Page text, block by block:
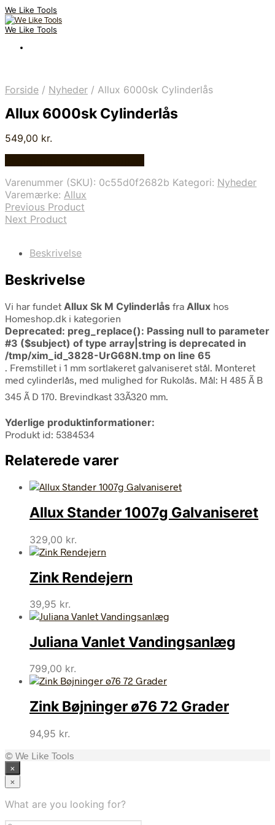
We Like Tools
We Like Tools
Forside / Nyheder / Allux 6000sk Cylinderlås
Allux 6000sk Cylinderlås
549,00 kr.
Varenummer (SKU): 0c55d0f2682b Kategori: Nyheder
Varemærke: Allux
Previous Product
Next Product
Beskrivelse
Beskrivelse
Vi har fundet Allux Sk M Cylinderlås fra Allux hos
Homeshop.dk i kategorien
Deprecated: preg_replace(): Passing null to parameter
#3 ($subject) of type array|string is deprecated in
/tmp/xim_id_3828-UrG68N.tmp on line 65
. Fremstillet i 1 mm sortlakeret galvaniseret stål. Monteret
med cylinderlås, med mulighed for Rukolås. Mål: H 485 Ã B
345 Ã D 170. Brevindkast 33Ã320 mm.
Yderlige produktinformationer:
Produkt id: 5384534
Relaterede varer
Allux Stander 1007g Galvaniseret
329,00 kr.
Zink Rendejern
39,95 kr.
Juliana Vanlet Vandingsanlæg
799,00 kr.
Zink Bøjninger ø76 72 Grader
94,95 kr.
© We Like Tools
×
×
What are you looking for?